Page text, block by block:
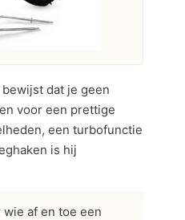
dat je geen
voor een prettige
een turbofunctie
is hij
wie af en toe een